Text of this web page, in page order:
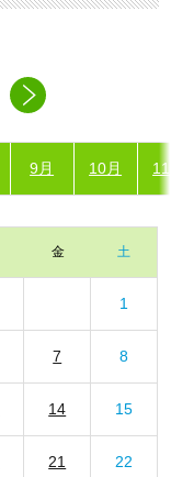
9月 10月
金 土
1
7 8
14 15
21 22